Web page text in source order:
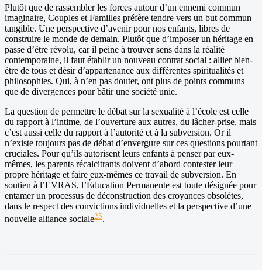
Plutôt que de rassembler les forces autour d’un ennemi commun
imaginaire, Couples et Familles préfère tendre vers un but commun
tangible. Une perspective d’avenir pour nos enfants, libres de
construire le monde de demain. Plutôt que d’imposer un héritage en
passe d’être révolu, car il peine à trouver sens dans la réalité
contemporaine, il faut établir un nouveau contrat social : allier bien-
être de tous et désir d’appartenance aux différentes spiritualités et
philosophies. Qui, à n’en pas douter, ont plus de points communs
que de divergences pour bâtir une société unie.
La question de permettre le débat sur la sexualité à l’école est celle
du rapport à l’intime, de l’ouverture aux autres, du lâcher-prise, mais
c’est aussi celle du rapport à l’autorité et à la subversion. Or il
n’existe toujours pas de débat d’envergure sur ces questions pourtant
cruciales. Pour qu’ils autorisent leurs enfants à penser par eux-
mêmes, les parents récalcitrants doivent d’abord contester leur
propre héritage et faire eux-mêmes ce travail de subversion. En
soutien à l’EVRAS, l’Éducation Permanente est toute désignée pour
entamer un processus de déconstruction des croyances obsolètes,
dans le respect des convictions individuelles et la perspective d’une
nouvelle alliance sociale25.